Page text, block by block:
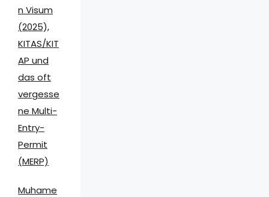
n Visum
(2025),
KITAS/KIT
AP und
das oft
vergesse
ne Multi-
Entry-
Permit
(MERP)
Muhame